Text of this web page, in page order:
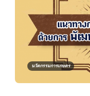
นวัตกรรมการเกษตร